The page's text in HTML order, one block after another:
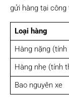
gửi hàng tại công
Loại hàng
Hàng nặng (tính
Hàng nhẹ (tính
Bao nguyên xe